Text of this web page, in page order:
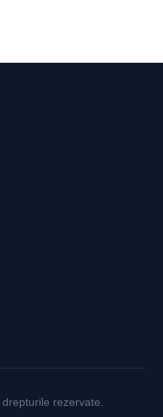
rezervate.